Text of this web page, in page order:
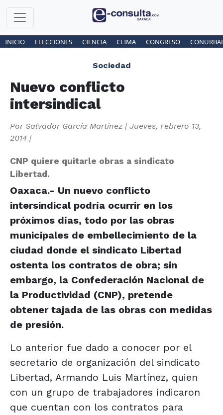
INICIO ELECCIONES CIENCIA CLIMA CONGRESO
Sociedad
Nuevo conflicto
intersindical
Por Salvador García Martínez | Jueves, Febrero 13,
2014 |
CNP quiere quitarle obras a sindicato
Libertad.
Oaxaca.- Un nuevo conflicto
intersindical podría ocurrir en los
próximos días, todo por las obras
municipales de embellecimiento de la
ciudad donde el sindicato Libertad
ostenta los contratos de obra; sin
embargo, la Confederación Nacional de
la Productividad (CNP), pretende
obtener tajada de las obras con medidas
de presión.
Lo anterior fue dado a conocer por el
secretario de organización del sindicato
Libertad, Armando Luis Martínez, quien
con un grupo de trabajadores indicaron
que cuentan con los contratos para